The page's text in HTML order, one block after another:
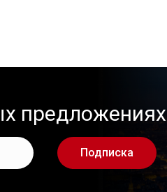
предложениях
Подписка